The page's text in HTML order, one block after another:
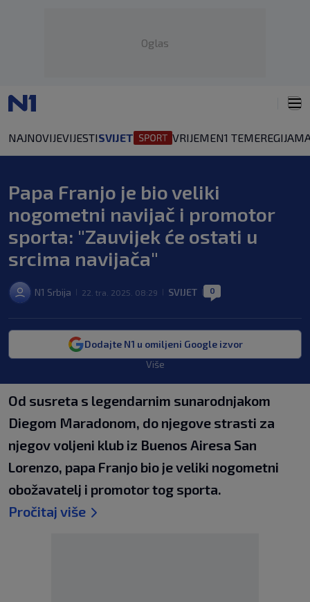
Oglas
NAJNOVIJEVIJESTISVIJET VRIJEMEN1 TEMEREGIJA
Papa Franjo je bio veliki
nogometni navijač i promotor
sporta: "Zauvijek će ostati u
srcima navijača"
N1 Srbija 22. tra. 2025. 08:29 SVIJET 0
Dodajte N1 u omiljeni Google izvor
Više
Od susreta s legendarnim sunarodnjakom
Diegom Maradonom, do njegove strasti za
njegov voljeni klub iz Buenos Airesa San
Lorenzo, papa Franjo bio je veliki nogometni
obožavatelj i promotor tog sporta.
Pročitaj više